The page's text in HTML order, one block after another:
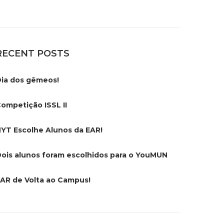
POSTS
dos gêmeos!
ISSL II
Escolhe Alunos da EAR!
alunos foram escolhidos para o YouMUN
de Volta ao Campus!